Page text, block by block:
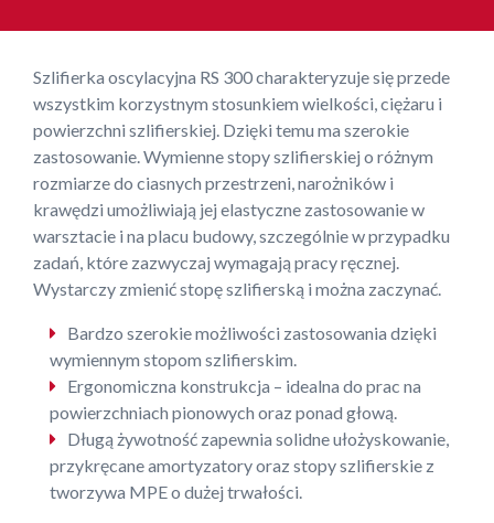
Szlifierka oscylacyjna RS 300 charakteryzuje się przede
wszystkim korzystnym stosunkiem wielkości, ciężaru i
powierzchni szlifierskiej. Dzięki temu ma szerokie
zastosowanie. Wymienne stopy szlifierskiej o różnym
rozmiarze do ciasnych przestrzeni, narożników i
krawędzi umożliwiają jej elastyczne zastosowanie w
warsztacie i na placu budowy, szczególnie w przypadku
zadań, które zazwyczaj wymagają pracy ręcznej.
Wystarczy zmienić stopę szlifierską i można zaczynać.
Bardzo szerokie możliwości zastosowania dzięki
wymiennym stopom szlifierskim.
Ergonomiczna konstrukcja – idealna do prac na
powierzchniach pionowych oraz ponad głową.
Długą żywotność zapewnia solidne ułożyskowanie,
przykręcane amortyzatory oraz stopy szlifierskie z
tworzywa MPE o dużej trwałości.